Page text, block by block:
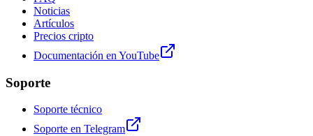
Noticias
Artículos
Precios cripto
Documentación en YouTube
Soporte
Soporte técnico
Soporte en Telegram